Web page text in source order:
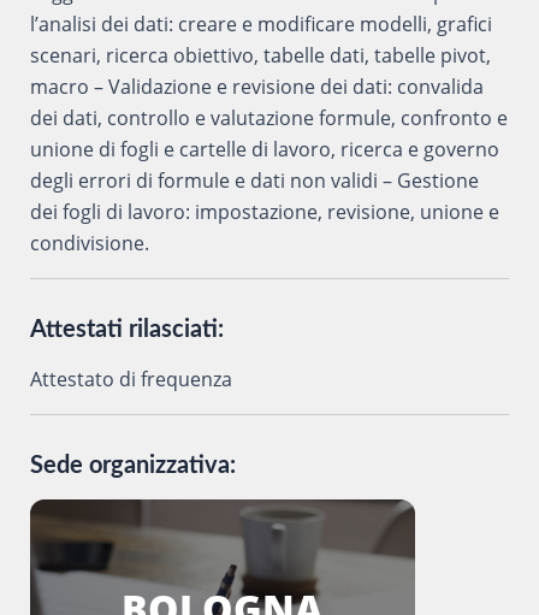
l’analisi dei dati: creare e modificare modelli, grafici
scenari, ricerca obiettivo, tabelle dati, tabelle pivot,
macro – Validazione e revisione dei dati: convalida
dei dati, controllo e valutazione formule, confronto e
unione di fogli e cartelle di lavoro, ricerca e governo
degli errori di formule e dati non validi – Gestione
dei fogli di lavoro: impostazione, revisione, unione e
condivisione.
Attestati rilasciati:
Attestato di frequenza
Sede organizzativa: